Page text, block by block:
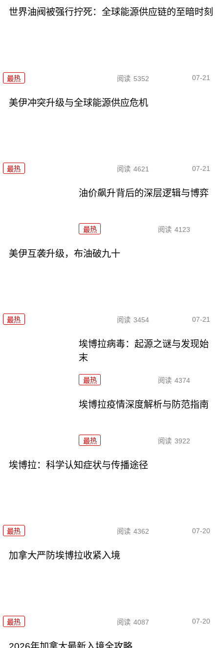
世界油阀被强行拧死：全球能源供应链的至暗时刻
最热 阅读 5352 07-21
美伊冲突升级与全球能源供应危机
最热 阅读 4621 07-21
油价飙升背后的深层逻辑与博弈
最热 阅读 4123
美伊互袭升级，布油破九十
最热 阅读 3454 07-21
埃博拉病毒：起源之谜与发现始
末
最热 阅读 4374
埃博拉疫情深度解析与防范指南
最热 阅读 3922
埃博拉：科学认知症状与传播途径
最热 阅读 4362 07-20
加拿大严防埃博拉收紧入境
最热 阅读 4087 07-20